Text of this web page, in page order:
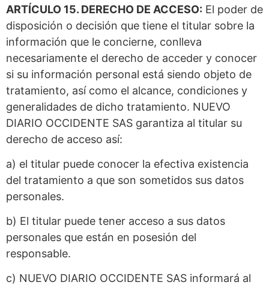
ARTÍCULO 15. DERECHO DE ACCESO: El poder de
disposición o decisión que tiene el titular sobre la
información que le concierne, conlleva
necesariamente el derecho de acceder y conocer
si su información personal está siendo objeto de
tratamiento, así como el alcance, condiciones y
generalidades de dicho tratamiento. NUEVO
DIARIO OCCIDENTE SAS garantiza al titular su
derecho de acceso así:
a) el titular puede conocer la efectiva existencia
del tratamiento a que son sometidos sus datos
personales.
b) El titular puede tener acceso a sus datos
personales que están en posesión del
responsable.
c) NUEVO DIARIO OCCIDENTE SAS informará al